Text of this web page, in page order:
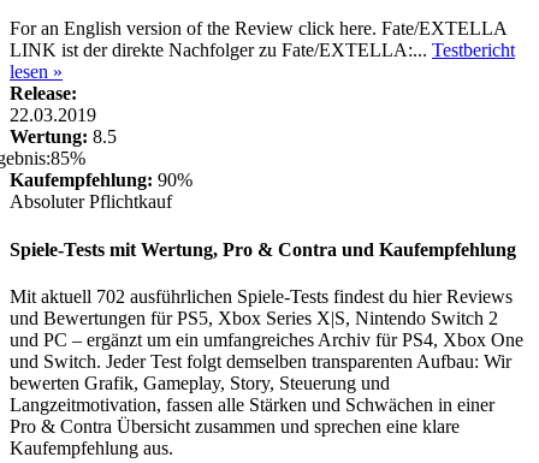
For an English version of the Review click here. Fate/EXTELLA
LINK ist der direkte Nachfolger zu Fate/EXTELLA:... Testbericht
lesen »
Release:
22.03.2019
Wertung: 8.5
Kaufempfehlung: 90%
Absoluter Pflichtkauf
Spiele-Tests mit Wertung, Pro & Contra und Kaufempfehlung
Mit aktuell 702 ausführlichen Spiele-Tests findest du hier Reviews
und Bewertungen für PS5, Xbox Series X|S, Nintendo Switch 2
und PC – ergänzt um ein umfangreiches Archiv für PS4, Xbox One
und Switch. Jeder Test folgt demselben transparenten Aufbau: Wir
bewerten Grafik, Gameplay, Story, Steuerung und
Langzeitmotivation, fassen alle Stärken und Schwächen in einer
Pro & Contra Übersicht zusammen und sprechen eine klare
Kaufempfehlung aus.